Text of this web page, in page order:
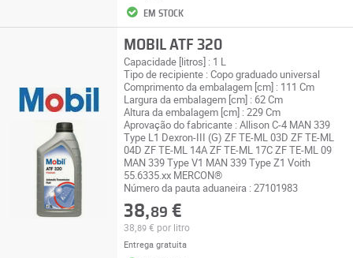
EM STOCK
MOBIL ATF 320
Capacidade [litros] : 1 L
Tipo de recipiente : Copo graduado universal
Comprimento da embalagem [cm] : 111 Cm
Largura da embalagem [cm] : 62 Cm
Altura da embalagem [cm] : 229 Cm
Aprovação do fabricante : Allison C-4 MAN 339
Type L1 Dexron-III (G) ZF TE-ML 03D ZF TE-ML
04D ZF TE-ML 14A ZF TE-ML 17C ZF TE-ML 09
MAN 339 Type V1 MAN 339 Type Z1 Voith
55.6335.xx MERCON®
Número da pauta aduaneira : 27101983
38,89 €
38, 89€ por litro
Entrega gratuita